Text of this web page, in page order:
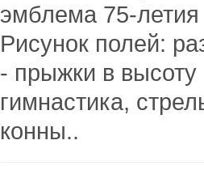
эмблема 75-
Рисунок полей:
- прыжки в высоту
гимнастика,
конны..